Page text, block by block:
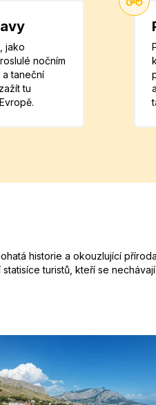
jako
nočním
taneční
tu
historie a okouzlující
turistů, kteří se